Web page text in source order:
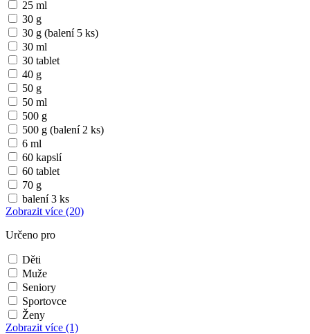
25 ml
30 g
30 g (balení 5 ks)
30 ml
30 tablet
40 g
50 g
50 ml
500 g
500 g (balení 2 ks)
6 ml
60 kapslí
60 tablet
70 g
balení 3 ks
Zobrazit více (20)
Určeno pro
Děti
Muže
Seniory
Sportovce
Ženy
Zobrazit více (1)